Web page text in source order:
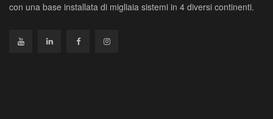
con una base installata di migliaia sistemi in 4 diversi continenti.